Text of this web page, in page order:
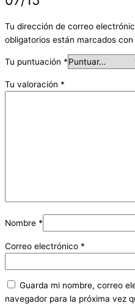
Tu dirección de correo
obligatorios están marcados con
Tu puntuación *
Tu valoración *
Nombre *
Correo electrónico *
Guarda mi nombre, correo
navegador para la próxima vez